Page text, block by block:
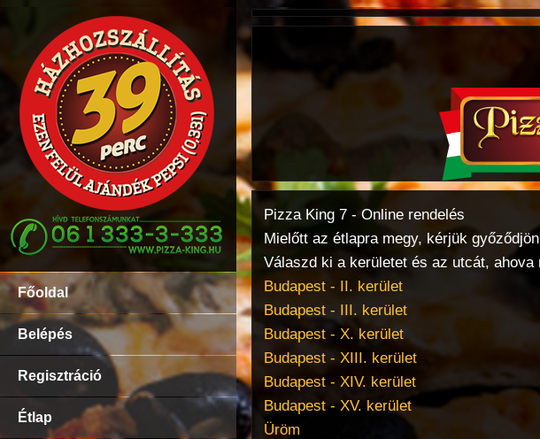
Főoldal
Belépés
Regisztráció
Étlap
Pizza King 7 - Online rendelés
Mielőtt az étlapra megy, kérjük
Válaszd ki a kerületet és az utcát, ahova
Budapest - II. kerület
Budapest - III. kerület
Budapest - X. kerület
Budapest - XIII. kerület
Budapest - XIV. kerület
Budapest - XV. kerület
Üröm